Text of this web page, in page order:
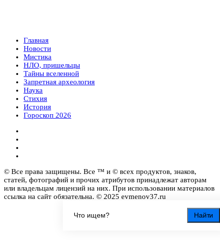
Найти
Главная
Новости
Мистика
НЛО, пришельцы
Тайны вселенной
Запретная археология
Наука
Стихия
История
Гороскоп 2026
© Все права защищены. Все ™ и © всех продуктов, знаков,
статей, фотографий и прочих атрибутов принадлежат авторам
или владельцам лицензий на них. При использовании материалов
ссылка на сайт обязательна. © 2025 evmenov37.ru